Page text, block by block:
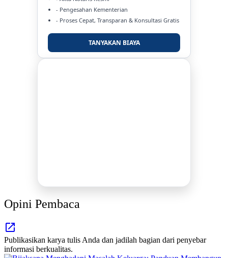
- Pengesahan Kementerian
- Proses Cepat, Transparan & Konsultasi Gratis
TANYAKAN BIAYA
Opini Pembaca
Publikasikan karya tulis Anda dan jadilah bagian dari penyebar
informasi berkualitas.